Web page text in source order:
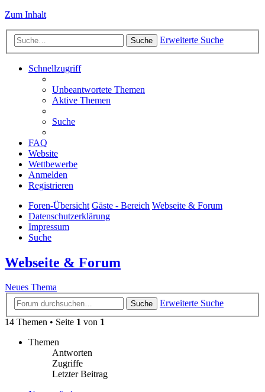
Zum Inhalt
Suche Erweiterte Suche
Schnellzugriff
Unbeantwortete Themen
Aktive Themen
Suche
FAQ
Website
Wettbewerbe
Anmelden
Registrieren
Foren-Übersicht Gäste - Bereich Webseite & Forum
Datenschutzerklärung
Impressum
Suche
Webseite & Forum
Neues Thema
Suche
Erweiterte Suche
14 Themen • Seite 1 von 1
Themen
Antworten
Zugriffe
Letzter Beitrag